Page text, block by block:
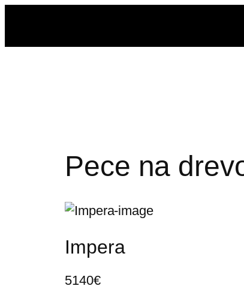
obsah
Pece na
Impera
5140€